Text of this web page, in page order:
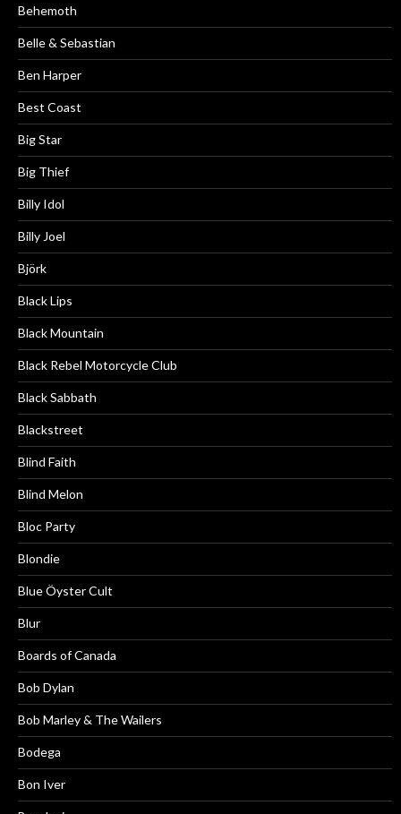
Behemoth
Belle & Sebastian
Ben Harper
Best Coast
Big Star
Big Thief
Billy Idol
Billy Joel
Björk
Black Lips
Black Mountain
Black Rebel Motorcycle Club
Black Sabbath
Blackstreet
Blind Faith
Blind Melon
Bloc Party
Blondie
Blue Öyster Cult
Blur
Boards of Canada
Bob Dylan
Bob Marley & The Wailers
Bodega
Bon Iver